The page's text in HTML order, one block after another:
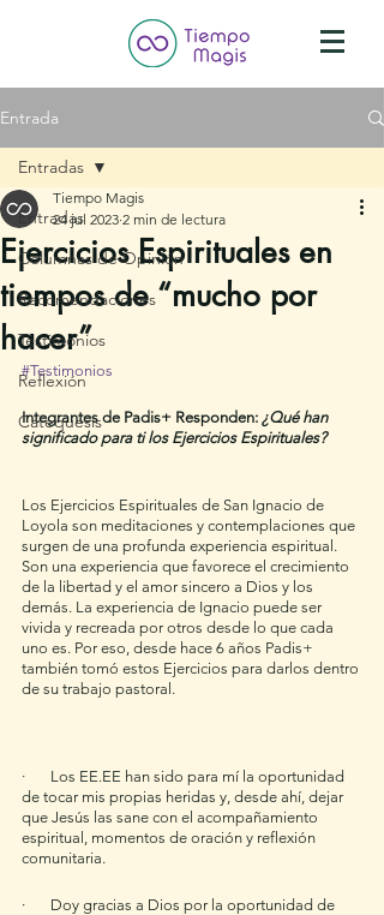
Entrada
Entradas
Columnas de Opinión
Recomendaciones
Testimonios
Reflexión
Catequesis
Entradas
Ejercicios Espirituales en
tiempos de “mucho por
hacer”
Tiempo Magis
24 jul 2023 2 min de lectura
#Testimonios
Integrantes de Padis+ Responden: ¿Qué han
significado para ti los Ejercicios Espirituales?
Los Ejercicios Espirituales de San Ignacio de
Loyola son meditaciones y contemplaciones que
surgen de una profunda experiencia espiritual.
Son una experiencia que favorece el crecimiento
de la libertad y el amor sincero a Dios y los
demás. La experiencia de Ignacio puede ser
vivida y recreada por otros desde lo que cada
uno es. Por eso, desde hace 6 años Padis+
también tomó estos Ejercicios para darlos dentro
de su trabajo pastoral.
·       Los EE.EE han sido para mí la oportunidad
de tocar mis propias heridas y, desde ahí, dejar
que Jesús las sane con el acompañamiento
espiritual, momentos de oración y reflexión
comunitaria.
·       Doy gracias a Dios por la oportunidad de